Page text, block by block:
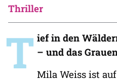
Thriller
T ief in den
– und das
Mila Weiss ist